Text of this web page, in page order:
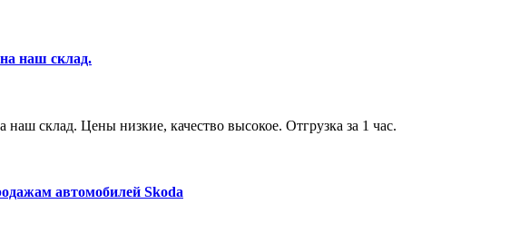
наш склад.
склад. Цены низкие, качество высокое. Отгрузка за 1 час.
автомобилей Skoda